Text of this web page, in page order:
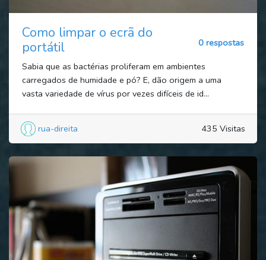
Como limpar o ecrã do
portátil
0 respostas
Sabia que as bactérias proliferam em ambientes
carregados de humidade e pó? E, dão origem a uma
vasta variedade de vírus por vezes difíceis de id...
rua-direita 435 Visitas